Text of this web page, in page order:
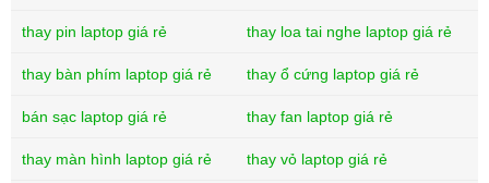
thay pin laptop giá rẻ thay loa tai nghe laptop giá rẻ
thay bàn phím laptop giá rẻ thay ổ cứng laptop giá rẻ
bán sạc laptop giá rẻ thay fan laptop giá rẻ
thay màn hình laptop giá rẻ thay vỏ laptop giá rẻ